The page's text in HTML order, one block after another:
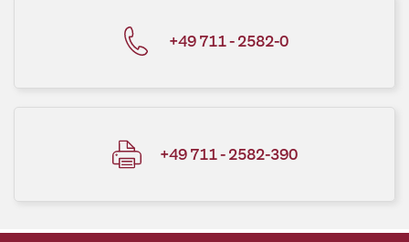
+49 711 - 2582-0
+49 711 - 2582-390